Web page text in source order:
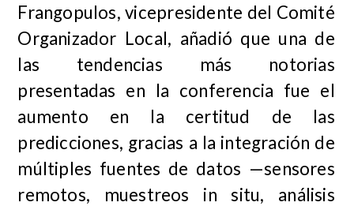
Frangopulos, vicepresidente del Comité
Organizador Local, añadió que una de
las tendencias más notorias
presentadas en la conferencia fue el
aumento en la certitud de las
predicciones, gracias a la integración de
múltiples fuentes de datos —sensores
remotos, muestreos in situ, análisis